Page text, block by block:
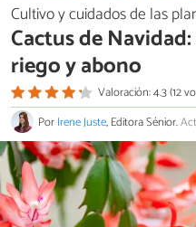
Cultivo y cuidados de las
Cactus de
riego y abono
Valoración: 4.3 (12
PorIrene Juste, Editora Sénior.